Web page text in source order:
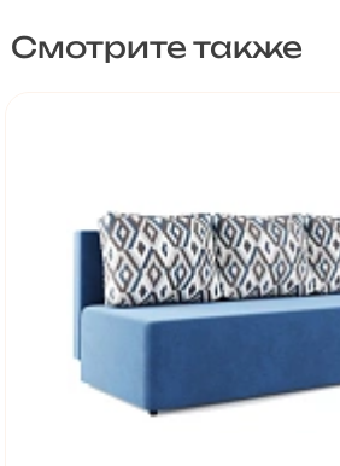
Смотрите также